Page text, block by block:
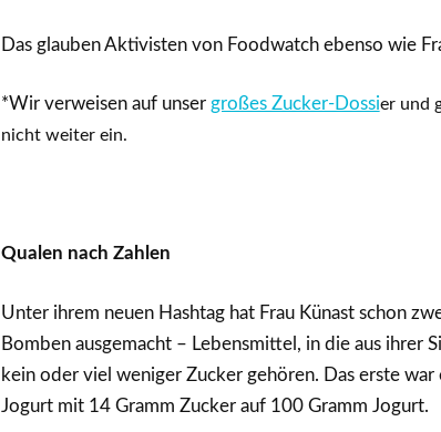
Das glauben Aktivisten von Foodwatch ebenso wie
*Wir verweisen auf unser großes Zucker-Dossier und
nicht weiter ein.
Qualen nach Zahlen
Unter ihrem neuen Hashtag hat Frau Künast schon
Bomben ausgemacht – Lebensmittel, in die aus ihrer
kein oder viel weniger Zucker gehören. Das erste war
Jogurt mit 14 Gramm Zucker auf 100 Gramm Jogurt.